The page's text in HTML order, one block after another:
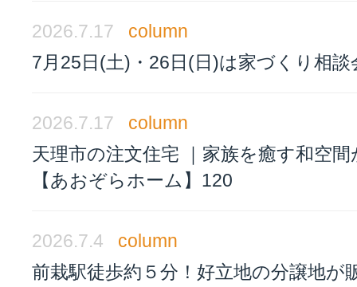
2026.7.17
column
7月25日(土)・26日(日)は家づくり相談
2026.7.17
column
天理市の注文住宅 ｜家族を癒す和空
【あおぞらホーム】120
2026.7.4
column
前栽駅徒歩約５分！好立地の分譲地が